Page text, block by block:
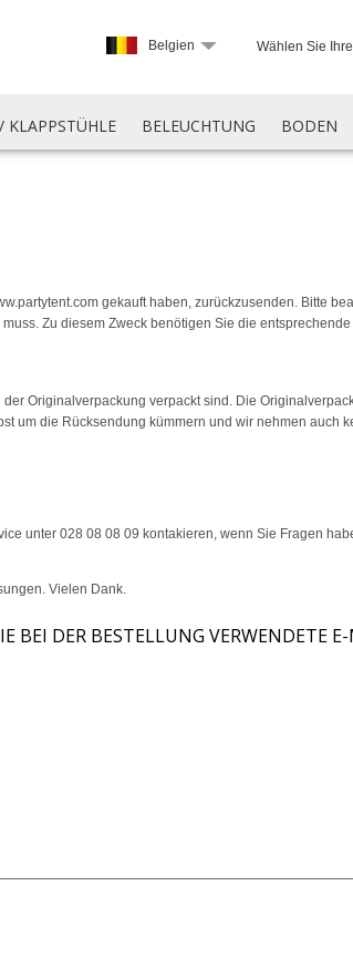
Wählen Sie
Belgien
KLAPPSTÜHLE BELEUCHTUNG BODEN
gekauft haben, zurückzusenden. Bitte
Zu diesem Zweck benötigen Sie die
Originalverpackung verpackt sind. Die
um die Rücksendung kümmern und wir nehmen auch
unter 028 08 08 09 kontakieren, wenn Sie Fragen
Vielen Dank.
BEI DER BESTELLUNG VERWENDETE